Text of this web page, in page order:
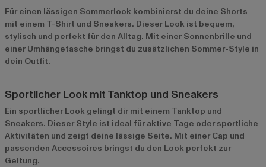
Für einen lässigen Sommerlook kombinierst du deine Shorts
mit einem T-Shirt und Sneakers. Dieser Look ist bequem,
stylisch und perfekt für den Alltag. Mit einer Sonnenbrille und
einer Umhängetasche bringst du zusätzlichen Sommer-Style in
dein Outfit.
Sportlicher Look mit Tanktop und Sneakers
Ein sportlicher Look gelingt dir mit einem Tanktop und
Sneakers. Dieser Style ist ideal für aktive Tage oder sportliche
Aktivitäten und zeigt deine lässige Seite. Mit einer Cap und
passenden Accessoires bringst du den Look perfekt zur
Geltung.